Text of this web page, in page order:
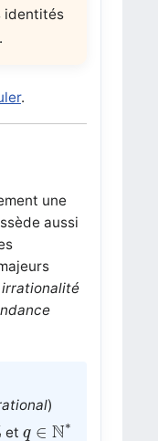
identités
.
une
aussi
irrationalité
)
etq ∈ N∗
∈ N∗